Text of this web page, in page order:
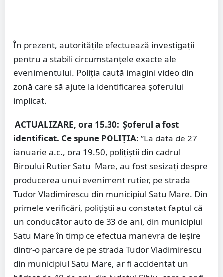
În prezent, autoritățile efectuează investigații
pentru a stabili circumstanțele exacte ale
evenimentului. Poliția caută imagini video din
zonă care să ajute la identificarea șoferului
implicat.
ACTUALIZARE, ora 15.30: Șoferul a fost
identificat. Ce spune POLIȚIA: ”La data de 27
ianuarie a.c., ora 19.50, polițiștii din cadrul
Biroului Rutier Satu Mare, au fost sesizați despre
producerea unui eveniment rutier, pe strada
Tudor Vladimirescu din municipiul Satu Mare. Din
primele verificări, polițiștii au constatat faptul că
un conducător auto de 33 de ani, din municipiul
Satu Mare în timp ce efectua manevra de ieșire
dintr-o parcare de pe strada Tudor Vladimirescu
din municipiul Satu Mare, ar fi accidentat un